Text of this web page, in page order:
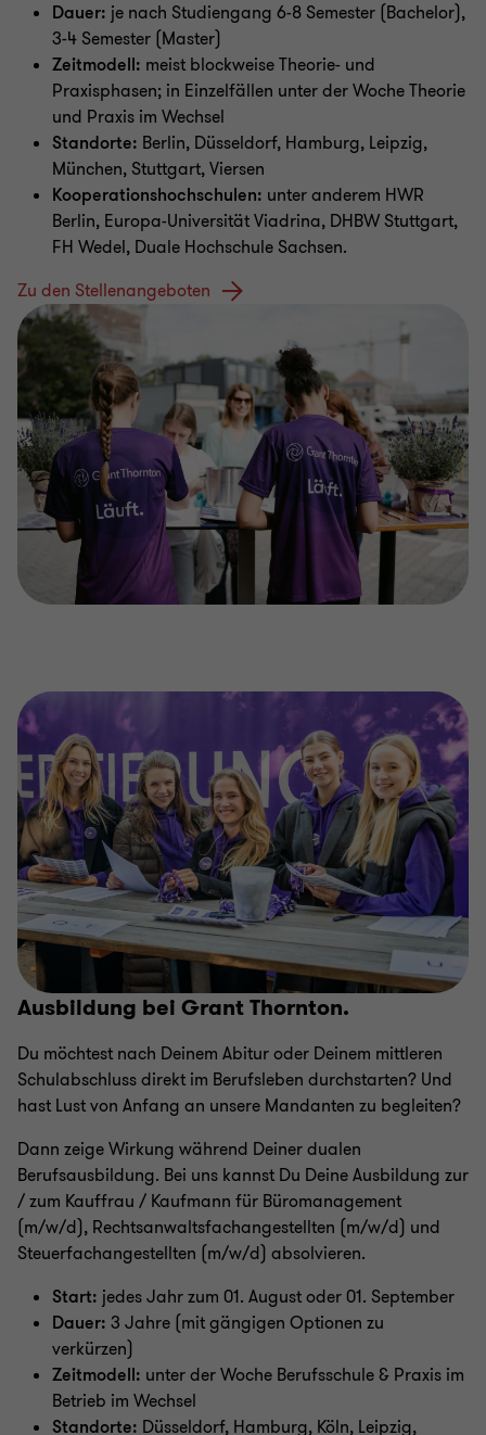
Dauer: je nach Studiengang 6-8 Semester (Bachelor),
3-4 Semester (Master)
Zeitmodell: meist blockweise Theorie- und
Praxisphasen; in Einzelfällen unter der Woche Theorie
und Praxis im Wechsel
Standorte: Berlin, Düsseldorf, Hamburg, Leipzig,
München, Stuttgart, Viersen
Kooperationshochschulen: unter anderem HWR
Berlin, Europa-Universität Viadrina, DHBW Stuttgart,
FH Wedel, Duale Hochschule Sachsen.
Zu den Stellenangeboten
Ausbildung bei Grant Thornton.
Du möchtest nach Deinem Abitur oder Deinem mittleren
Schulabschluss direkt im Berufsleben durchstarten? Und
hast Lust von Anfang an unsere Mandanten zu begleiten?
Dann zeige Wirkung während Deiner dualen
Berufsausbildung. Bei uns kannst Du Deine Ausbildung zur
/ zum Kauffrau / Kaufmann für Büromanagement
(m/w/d), Rechtsanwaltsfachangestellten (m/w/d) und
Steuerfachangestellten (m/w/d) absolvieren.
Start: jedes Jahr zum 01. August oder 01. September
Dauer: 3 Jahre (mit gängigen Optionen zu
verkürzen)
Zeitmodell: unter der Woche Berufsschule & Praxis im
Betrieb im Wechsel
Standorte: Düsseldorf, Hamburg, Köln, Leipzig,